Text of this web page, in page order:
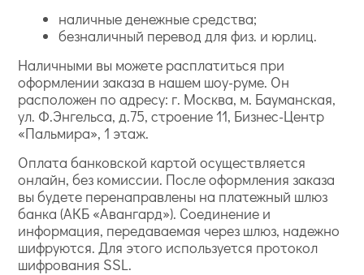
наличные денежные средства;
безналичный перевод для физ. и юрлиц.
Наличными вы можете расплатиться при
оформлении заказа в нашем шоу-руме. Он
расположен по адресу: г. Москва, м. Бауманская,
ул. Ф.Энгельса, д.75, строение 11, Бизнес-Центр
«Пальмира», 1 этаж.
Оплата банковской картой осуществляется
онлайн, без комиссии. После оформления заказа
вы будете перенаправлены на платежный шлюз
банка (АКБ «Авангард»). Соединение и
информация, передаваемая через шлюз, надежно
шифруются. Для этого используется протокол
шифрования SSL.